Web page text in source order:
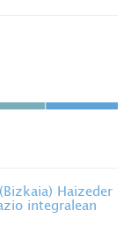
Haizeder
integralean